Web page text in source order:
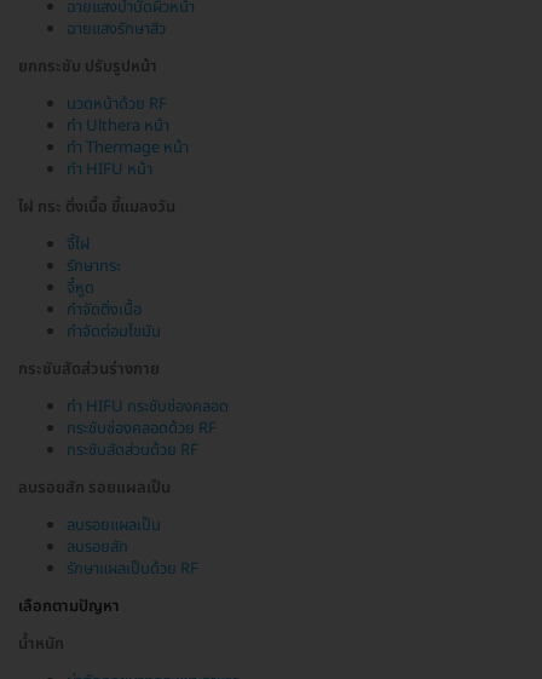
ฉายแสงบำบัดผิวหน้า
ฉายแสงรักษาสิว
ยกกระชับ ปรับรูปหน้า
นวดหน้าด้วย RF
ทำ Ulthera หน้า
ทำ Thermage หน้า
ทำ HIFU หน้า
ไฝ กระ ติ่งเนื้อ ขี้แมลงวัน
จี้ไฝ
รักษากระ
จี้หูด
กำจัดติ่งเนื้อ
กำจัดต่อมไขมัน
กระชับสัดส่วนร่างกาย
ทำ HIFU กระชับช่องคลอด
กระชับช่องคลอดด้วย RF
กระชับสัดส่วนด้วย RF
ลบรอยสัก รอยแผลเป็น
ลบรอยแผลเป็น
ลบรอยสัก
รักษาแผลเป็นด้วย RF
เลือกตามปัญหา
น้ำหนัก